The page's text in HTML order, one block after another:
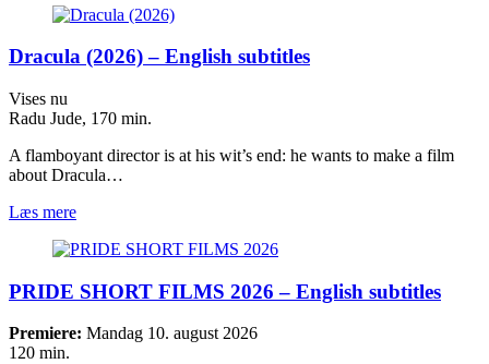
Dracula (2026) – English subtitles
Vises nu
Radu Jude, 170 min.
A flamboyant director is at his wit’s end: he wants to make a film
about Dracula…
Læs mere
PRIDE SHORT FILMS 2026 – English subtitles
Premiere: Mandag 10. august 2026
120 min.